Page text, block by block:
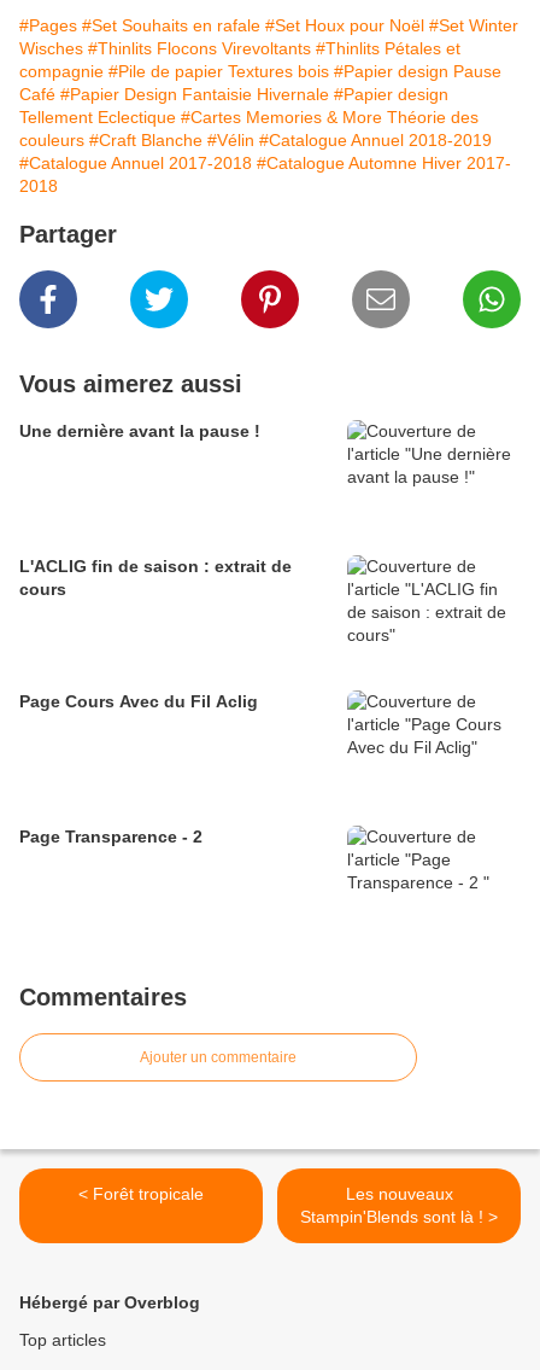
#Pages #Set Souhaits en rafale #Set Houx pour Noël #Set Winter
Wisches #Thinlits Flocons Virevoltants #Thinlits Pétales et
compagnie #Pile de papier Textures bois #Papier design Pause
Café #Papier Design Fantaisie Hivernale #Papier design
Tellement Eclectique #Cartes Memories & More Théorie des
couleurs #Craft Blanche #Vélin #Catalogue Annuel 2018-2019
#Catalogue Annuel 2017-2018 #Catalogue Automne Hiver 2017-
2018
Partager
Vous aimerez aussi
Une dernière avant la pause !
L'ACLIG fin de saison : extrait de
cours
Page Cours Avec du Fil Aclig
Page Transparence - 2
Commentaires
Ajouter un commentaire
< Forêt tropicale
Les nouveaux
Stampin'Blends sont là ! >
Hébergé par Overblog
Top articles